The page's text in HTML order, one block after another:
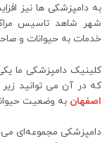
به دامپزشکی ها نیز
شهر شاهد تاسیس
خدمات به حیوانات و
کلینیک دامپزشکی ما
که در آن می توانید
اصفهان به وضعیت
دامپزشکی مجموعه‌ای